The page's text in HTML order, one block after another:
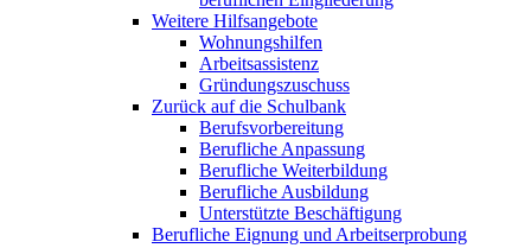
Weitere Hilfsangebote
Wohnungshilfen
Arbeitsassistenz
Gründungszuschuss
Zurück auf die Schulbank
Berufsvorbereitung
Berufliche Anpassung
Berufliche Weiterbildung
Berufliche Ausbildung
Unterstützte Beschäftigung
Berufliche Eignung und Arbeitserprobung